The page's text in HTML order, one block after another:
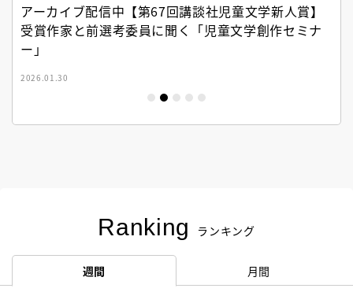
アーカイブ配信中【第67回講談社児童文学新人賞】
受賞作家と前選考委員に聞く「児童文学創作セミナ
ー」
2026.01.30
Ranking ランキング
週間 月間